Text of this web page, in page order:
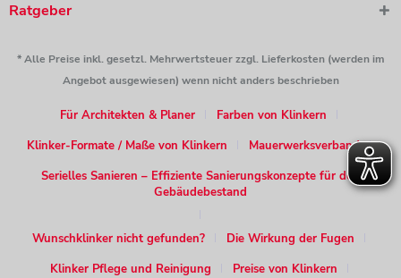
Ratgeber
* Alle Preise inkl. gesetzl. Mehrwertsteuer zzgl. Lieferkosten (werden im
Angebot ausgewiesen) wenn nicht anders beschrieben
Für Architekten & Planer
Farben von Klinkern
Klinker-Formate / Maße von Klinkern
Mauerwerksverband
Serielles Sanieren – Effiziente Sanierungskonzepte für den
Gebäudebestand
Wunschklinker nicht gefunden?
Die Wirkung der Fugen
Klinker Pflege und Reinigung
Preise von Klinkern